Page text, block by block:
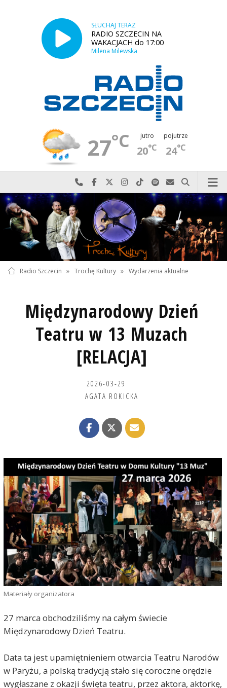
SŁUCHAJ TERAZ
RADIO SZCZECIN NA
WAKACJACH do 17:00
Milena Milewska
27°C jutro
20°C
pojutrze
24°C
Najlepiej po prostu do nas zadzwoń
Odwiedź nas na Facebook-u
Odwiedź nas na X
Odwiedź nas na Instagram-ie
Odwiedź nas na TikTok-u
Szukaj nas na Spotify
Wyślij do nas
Szukaj
Radio Szczecin » Trochę Kultury » Wydarzenia aktualne
Międzynarodowy Dzień
Teatru w 13 Muzach
[RELACJA]
2026-03-29
AGATA ROKICKA
Materiały organizatora
27 marca obchodziliśmy na całym świecie
Międzynarodowy Dzień Teatru.
Data ta jest upamiętnieniem otwarcia Teatru Narodów
w Paryżu, a polską tradycją stało się coroczne orędzie
wygłaszane z okazji święta teatru, przez aktora, aktorkę,